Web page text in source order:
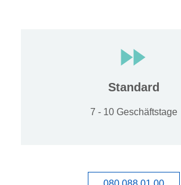
Standard
7 - 10 Geschäftstage